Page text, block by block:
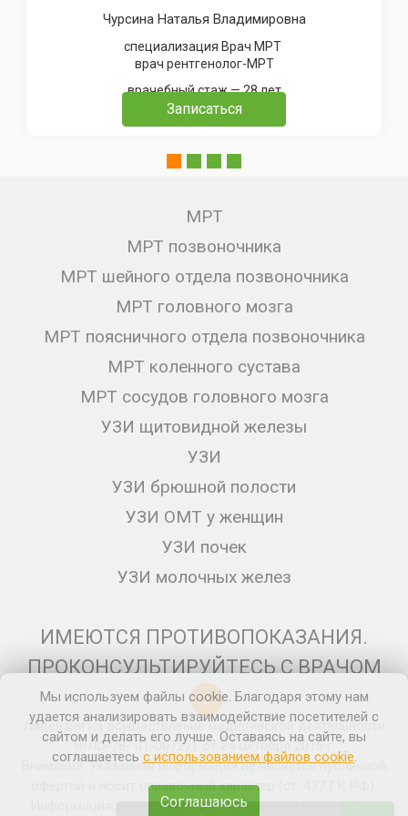
Чурсина Наталья Владимировна
специализация Врач МРТ
врач рентгенолог-МРТ
врачебный стаж — 28 лет
Записаться
МРТ
МРТ позвоночника
МРТ шейного отдела позвоночника
МРТ головного мозга
МРТ поясничного отдела позвоночника
МРТ коленного сустава
МРТ сосудов головного мозга
УЗИ щитовидной железы
УЗИ
УЗИ брюшной полости
УЗИ ОМТ у женщин
УЗИ почек
УЗИ молочных желез
ИМЕЮТСЯ ПРОТИВОПОКАЗАНИЯ.
ПРОКОНСУЛЬТИРУЙТЕСЬ С ВРАЧОМ
12+
Лицензия на осуществление медицинской деятельности
№ЛО-78- 01-007271 от 24 октября 2016 г.
Внимание: Указанная информация не является публичной
офертой и носит справочный характер (ст. 437 ГК РФ).
Информация, представленная на сайте, не может быть
Мы используем файлы cookie. Благодаря этому нам
удается анализировать взаимодействие посетителей с
сайтом и делать его лучше. Оставаясь на сайте, вы
соглашаетесь с использованием файлов cookie.
Соглашаюсь